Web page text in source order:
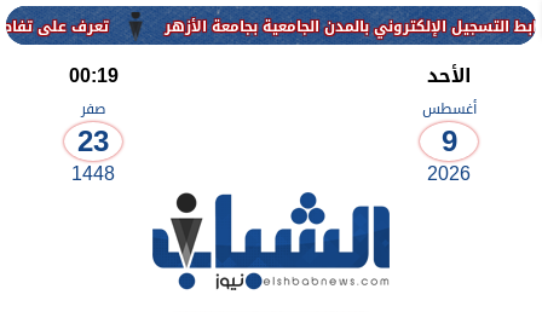
تعرف على تفاصيل وشروط بالمدن الجامعية بجامعة الأزهر
الأحد
أغسطس
9
2026
00:19
صفر
23
1448